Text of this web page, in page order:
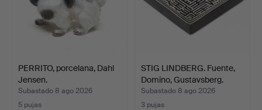
PERRITO, porcelana, Dahl
Jensen.
Subastado 8 ago 2026
5 pujas
STIG LINDBERG. Fuente,
Domino, Gustavsberg.
Subastado 8 ago 2026
3 pujas